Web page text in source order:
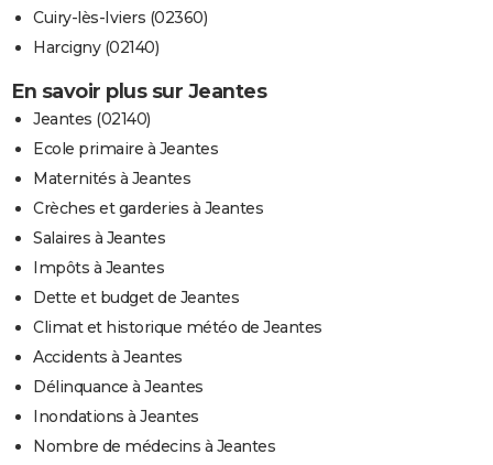
Cuiry-lès-Iviers (02360)
Harcigny (02140)
En savoir plus sur Jeantes
Jeantes (02140)
Ecole primaire à Jeantes
Maternités à Jeantes
Crèches et garderies à Jeantes
Salaires à Jeantes
Impôts à Jeantes
Dette et budget de Jeantes
Climat et historique météo de Jeantes
Accidents à Jeantes
Délinquance à Jeantes
Inondations à Jeantes
Nombre de médecins à Jeantes